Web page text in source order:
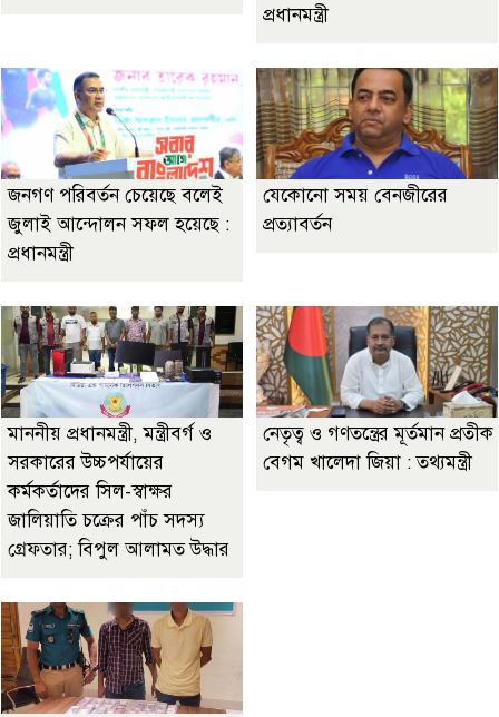
প্রধানমন্ত্রী
জনগণ পরিবর্তন চেয়েছে বলেই
জুলাই আন্দোলন সফল হয়েছে :
প্রধানমন্ত্রী
যেকোনো সময় বেনজীরের
প্রত্যাবর্তন
মাননীয় প্রধানমন্ত্রী, মন্ত্রীবর্গ ও
সরকারের উচ্চপর্যায়ের
কর্মকর্তাদের সিল-স্বাক্ষর
জালিয়াতি চক্রের পাঁচ সদস্য
গ্রেফতার; বিপুল আলামত উদ্ধার
নেতৃত্ব ও গণতন্ত্রের মূর্তমান প্রতীক
বেগম খালেদা জিয়া : তথ্যমন্ত্রী